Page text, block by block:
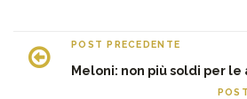
POST PRECEDENTE
Meloni: non più soldi per le